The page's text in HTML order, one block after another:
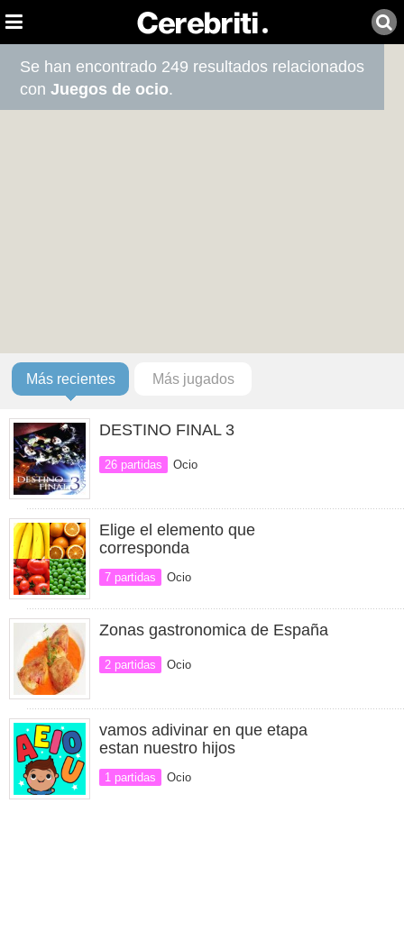
Se han encontrado 249 resultados relacionados
conJuegos de ocio.
Más recientes Más jugados
DESTINO FINAL 3
26 partidas Ocio
Elige el elemento que
corresponda
7 partidas Ocio
Zonas gastronomica de España
2 partidas Ocio
vamos adivinar en que etapa
estan nuestro hijos
1 partidas Ocio